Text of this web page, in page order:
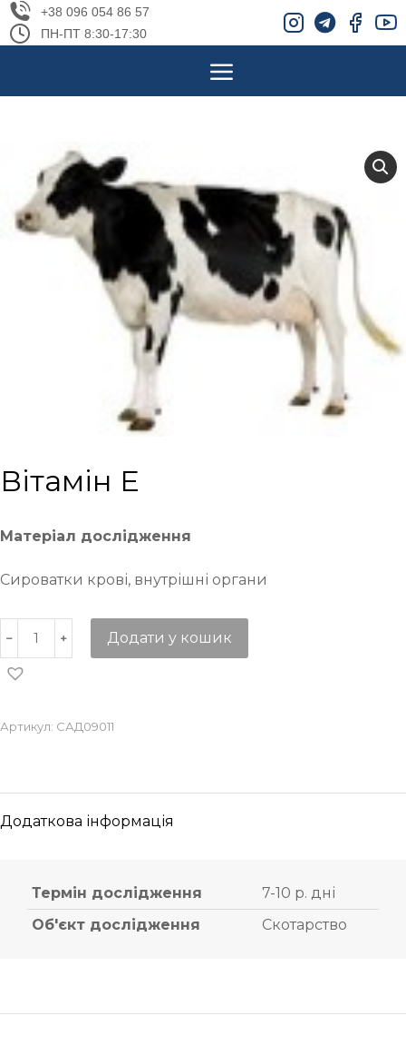
+38 096 054 86 57
ПН-ПТ 8:30-17:30
Вітамін Е
Матеріал дослідження
Сироватки крові, внутрішні органи
Додати у кошик
Артикул: САД09011
Додаткова інформація
Термін дослідження
7-10 р. дні
Об'єкт дослідження
Скотарство